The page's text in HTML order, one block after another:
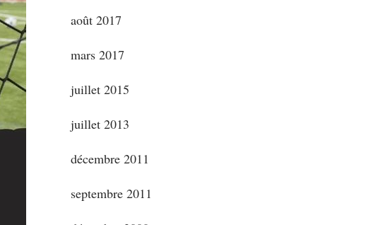
août 2017
mars 2017
juillet 2015
juillet 2013
décembre 2011
septembre 2011